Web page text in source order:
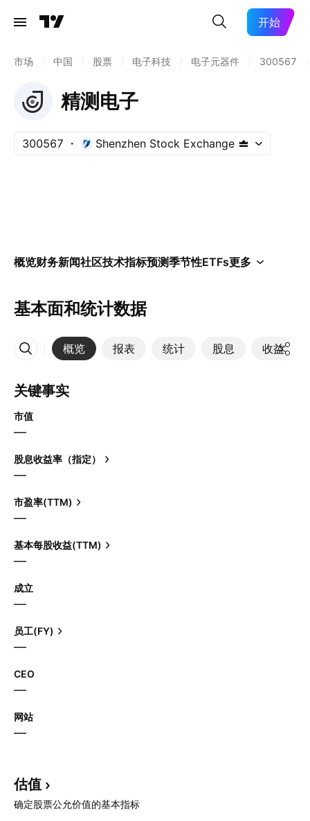
开始
市场 中国 股票 电子科技 电子元器件 300567
精测电子
300567 Shenzhen Stock Exchange
概览财务新闻社区技术指标预测季节性ETFs更多
基本面和统计数据
概览 报表 统计 股息 收益
更多
关键事实
市值
—
股息收益率（指定）
—
市盈率(TTM)
—
基本每股收益(TTM)
—
成立
—
员工(FY)
—
CEO
—
网站
—
估值
确定股票公允价值的基本指标